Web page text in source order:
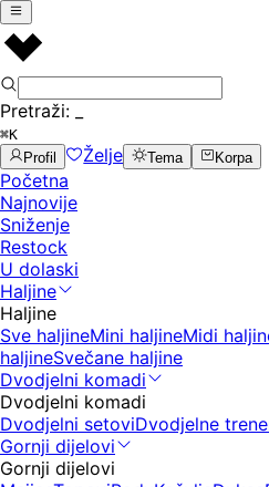
Pretraži:
⌘K
Profil
Želje Tema Korpa
Početna
Najnovije
Sniženje
Restock
U dolaski
Haljine
Haljine
Sve haljineMini haljineMidi
haljineSvečane haljine
Dvodjelni komadi
Dvodjelni komadi
Dvodjelni setoviDvodjelne
Gornji dijelovi
Gornji dijelovi